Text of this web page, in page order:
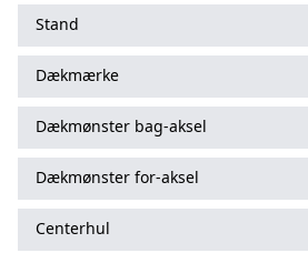
Stand
Dækmærke
Dækmønster bag-aksel
Dækmønster for-aksel
Centerhul